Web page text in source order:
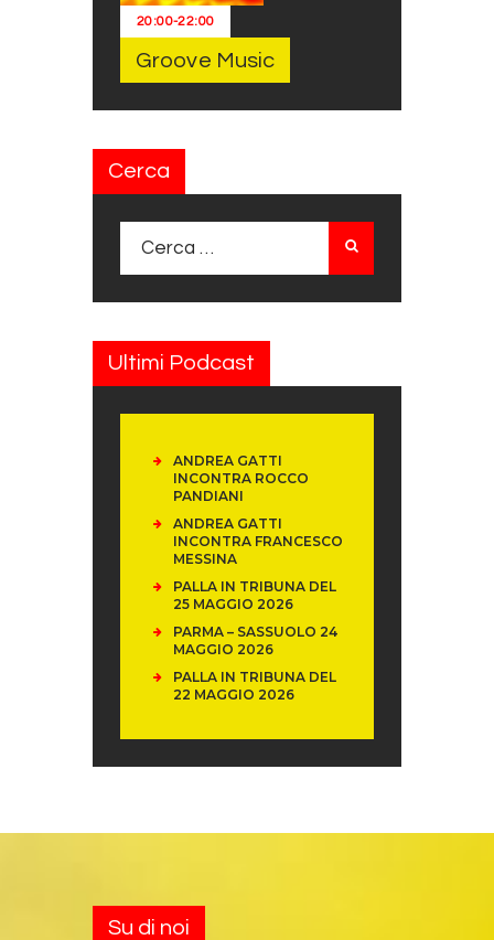
20:00-22:00
Groove Music
Cerca
Ultimi Podcast
ANDREA GATTI
INCONTRA ROCCO
PANDIANI
ANDREA GATTI
INCONTRA FRANCESCO
MESSINA
PALLA IN TRIBUNA DEL
25 MAGGIO 2026
PARMA – SASSUOLO 24
MAGGIO 2026
PALLA IN TRIBUNA DEL
22 MAGGIO 2026
Su di noi